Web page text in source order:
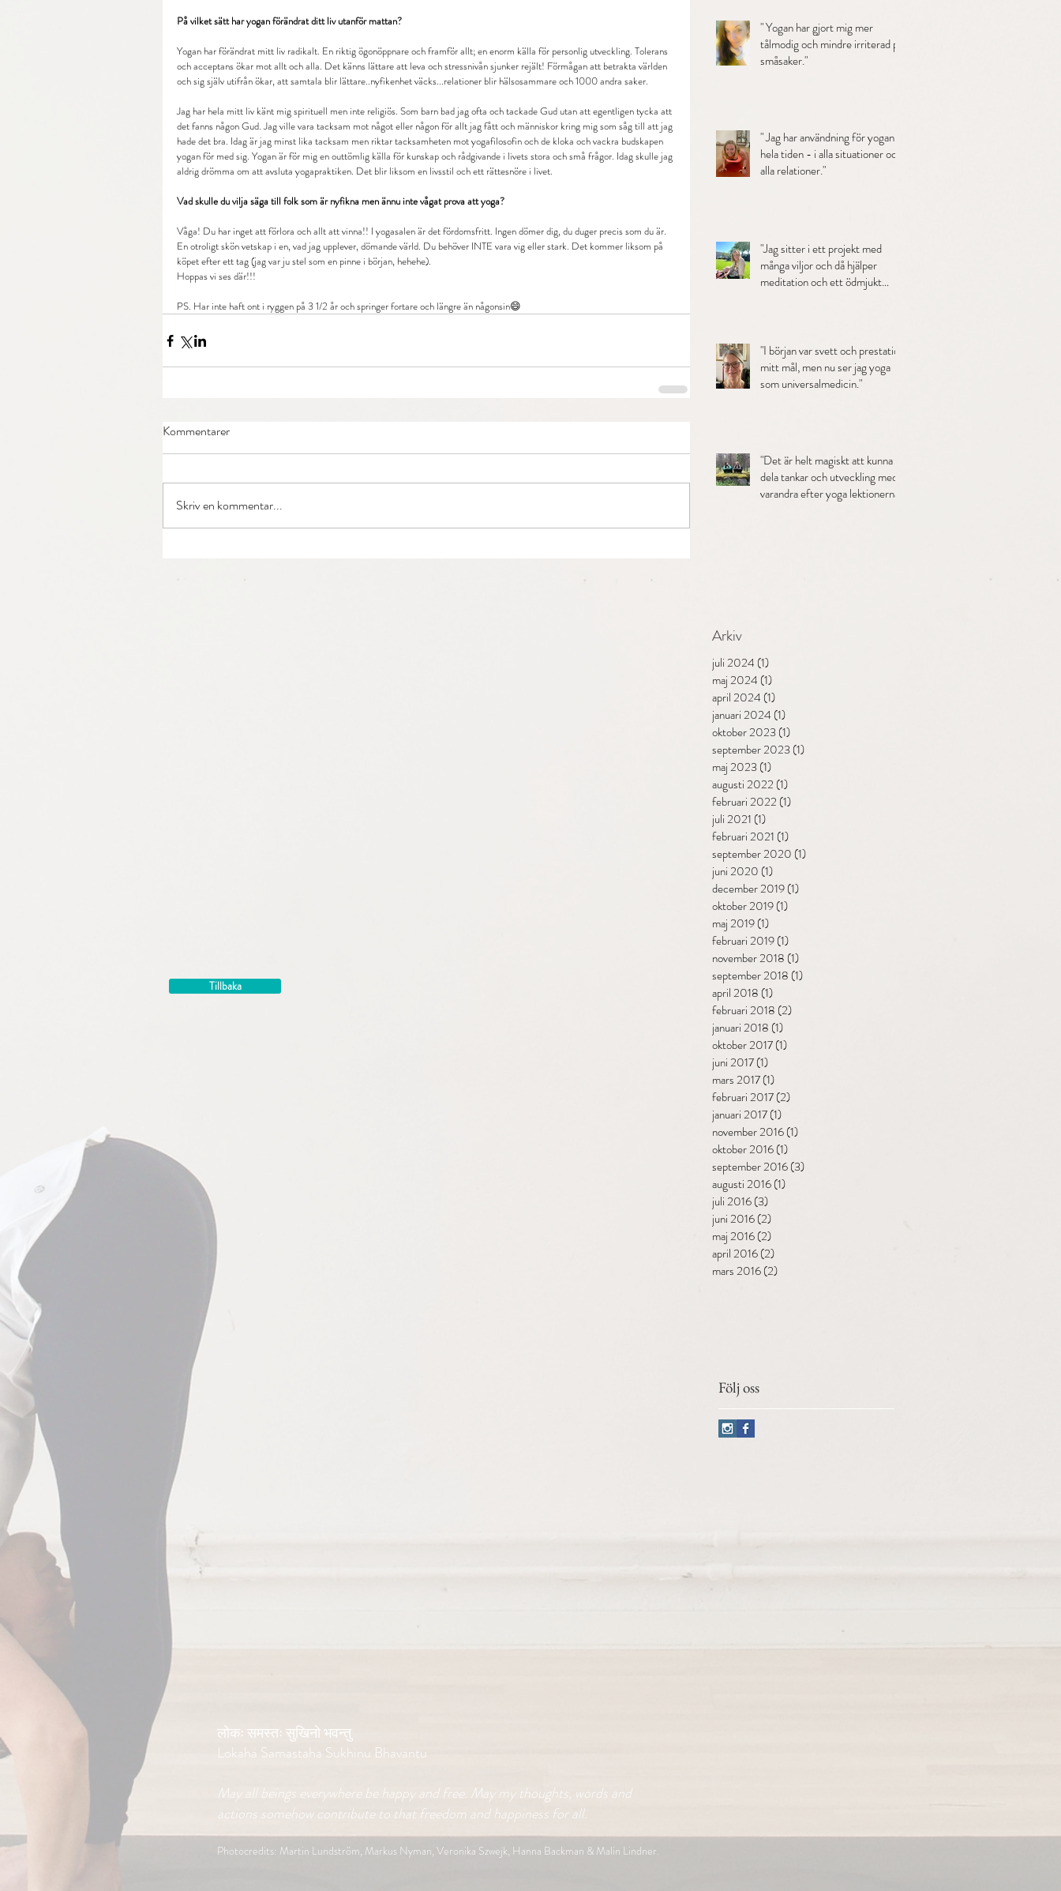
På vilket sätt har yogan förändrat ditt liv utanför mattan?
Yogan har förändrat mitt liv radikalt. En riktig ögonöppnare och framför allt; en enorm källa för personlig utveckling. Tolerans
och acceptans ökar mot allt och alla. Det känns lättare att leva och stressnivån sjunker rejält! Förmågan att betrakta världen
och sig själv utifrån ökar, att samtala blir lättare..nyfikenhet väcks...relationer blir hälsosammare och 1000 andra saker.
Jag har hela mitt liv känt mig spirituell men inte religiös. Som barn bad jag ofta och tackade Gud utan att egentligen tycka att
det fanns någon Gud. Jag ville vara tacksam mot något eller någon för allt jag fått och människor kring mig som såg till att jag
hade det bra. Idag är jag minst lika tacksam men riktar tacksamheten mot yogafilosofin och de kloka och vackra budskapen
yogan för med sig. Yogan är för mig en outtömlig källa för kunskap och rådgivande i livets stora och små frågor. Idag skulle jag
aldrig drömma om att avsluta yogapraktiken. Det blir liksom en livsstil och ett rättesnöre i livet.
Vad skulle du vilja säga till folk som är nyfikna men ännu inte vågat prova att yoga?
Våga! Du har inget att förlora och allt att vinna!! I yogasalen är det fördomsfritt. Ingen dömer dig, du duger precis som du är.
En otroligt skön vetskap i en, vad jag upplever, dömande värld. Du behöver INTE vara vig eller stark. Det kommer liksom på
köpet efter ett tag (jag var ju stel som en pinne i början, hehehe).
Hoppas vi ses där!!!
PS. Har inte haft ont i ryggen på 3 1/2 år och springer fortare och längre än någonsin😄
Kommentarer
Skriv en kommentar...
" Yogan har gjort mig mer
tålmodig och mindre irriterad på
småsaker."
" Jag har användning för yogan
hela tiden - i alla situationer och
alla relationer."
"Jag sitter i ett projekt med
många viljor och då hjälper
meditation och ett ödmjukt
"I början var svett och prestation
mitt mål, men nu ser jag yoga
som universalmedicin."
"Det är helt magiskt att kunna
dela tankar och utveckling med
varandra efter yoga lektionerna."
Arkiv
Tillbaka
juli 2024 (1)
maj 2024 (1)
april 2024 (1)
januari 2024 (1)
oktober 2023(1)
september 2023(1)
maj 2023(1)
augusti 2022 (1)
februari 2022 (1)
juli 2021 (1)
februari 2021 (1)
september 2020 (1)
juni 2020 (1)
december 2019(1)
oktober 2019(1)
maj 2019(1)
februari 2019(1)
november 2018 (1)
september 2018 (1)
april 2018 (1)
februari 2018 (2)
januari 2018 (1)
oktober 2017(1)
juni 2017(1)
mars 2017(1)
februari 2017(2)
januari 2017(1)
november 2016(1)
oktober 2016(1)
september 2016(3)
augusti 2016(1)
juli 2016(3)
juni 2016(2)
maj 2016(2)
april 2016(2)
mars 2016(2)
Följ oss
लोकः समस्तः सुखिनो भवन्तु
Lokaha Samastaha Sukhinu Bhavantu
May all beings everywhere be happy and free. May my thoughts, words and
actions somehow contribute to that freedom and happiness for all.
Photocredits: Martin Lundström, Markus Nyman, Veronika Szwejk, Hanna Backman & Malin Lindner.